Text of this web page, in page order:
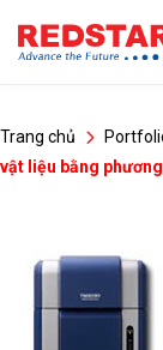
qua
Trang chủ
vật liệu bằng